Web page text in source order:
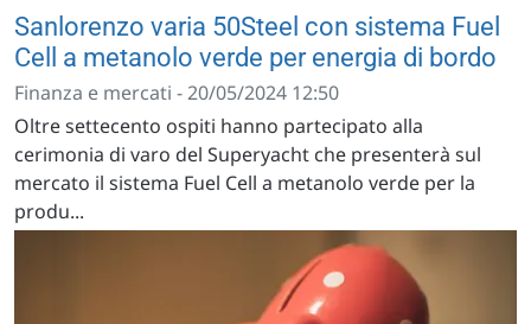
Sanlorenzo varia 50Steel con sistema Fuel
Cell a metanolo verde per energia di bordo
Finanza e mercati - 20/05/2024 12:50
Oltre settecento ospiti hanno partecipato alla
cerimonia di varo del Superyacht che presenterà sul
mercato il sistema Fuel Cell a metanolo verde per la
produ...